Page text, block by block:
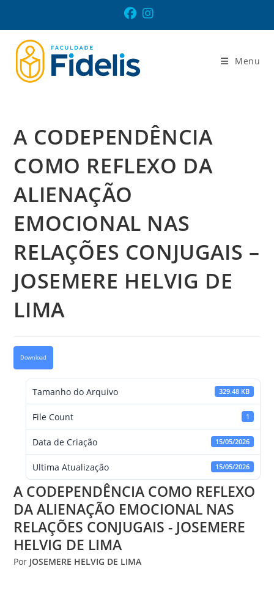
conteúdo
Menu
A CODEPENDÊNCIA
COMO REFLEXO DA
ALIENAÇÃO
EMOCIONAL NAS
RELAÇÕES CONJUGAIS –
JOSEMERE HELVIG DE
LIMA
Download
Tamanho do Arquivo 329.48 KB
File Count 1
Data de Criação 15/05/2026
Ultima Atualização 15/05/2026
A CODEPENDÊNCIA COMO REFLEXO
DA ALIENAÇÃO EMOCIONAL NAS
RELAÇÕES CONJUGAIS - JOSEMERE
HELVIG DE LIMA
Por JOSEMERE HELVIG DE LIMA